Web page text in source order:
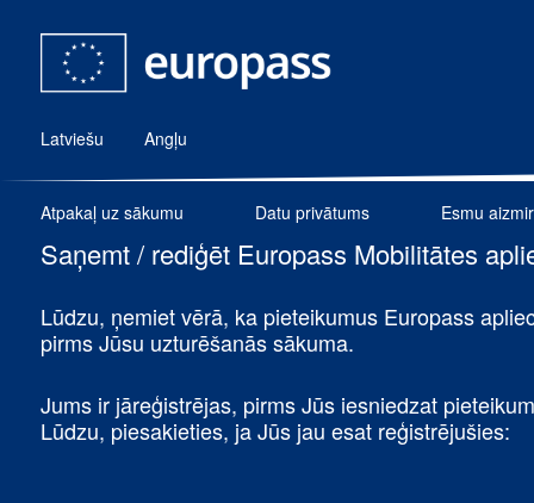
Latviešu Angļu
Atpakaļ uz sākumu Datu privātums Esmu
Saņemt / rediģēt Europass Mobilitātes
Lūdzu, ņemiet vērā, ka pieteikumus Europass
pirms Jūsu uzturēšanās sākuma.
Jums ir jāreģistrējas, pirms Jūs iesniedzat
Lūdzu, piesakieties, ja Jūs jau esat reģistrējušies: